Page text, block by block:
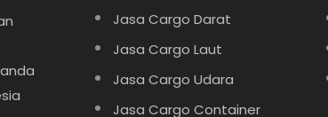
Jasa Cargo Darat
Jasa Cargo Laut
Jasa Cargo Udara
Jasa Cargo Container